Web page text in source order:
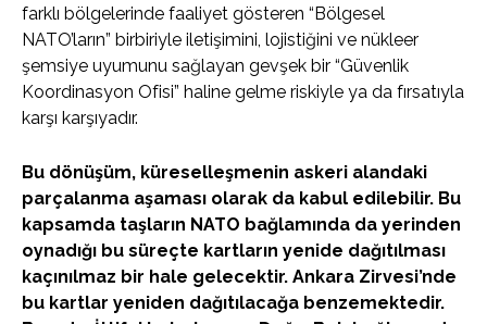
farklı bölgelerinde faaliyet gösteren “Bölgesel
NATO’ların” birbiriyle iletişimini, lojistiğini ve nükleer
şemsiye uyumunu sağlayan gevşek bir “Güvenlik
Koordinasyon Ofisi” haline gelme riskiyle ya da fırsatıyla
karşı karşıyadır.
Bu dönüşüm, küreselleşmenin askeri alandaki
parçalanma aşaması olarak da kabul edilebilir. Bu
kapsamda taşların NATO bağlamında da yerinden
oynadığı bu süreçte kartların yenide dağıtılması
kaçınılmaz bir hale gelecektir. Ankara Zirvesi’nde
bu kartlar yeniden dağıtılacağa benzemektedir.